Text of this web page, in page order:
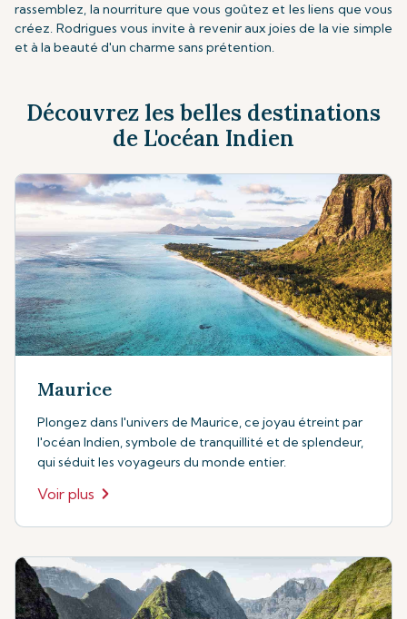
rassemblez, la nourriture que vous goûtez et les liens que vous
créez. Rodrigues vous invite à revenir aux joies de la vie simple
et à la beauté d'un charme sans prétention.
Découvrez les belles destinations
de L'océan Indien
Maurice
Plongez dans l'univers de Maurice, ce joyau étreint par
l'océan Indien, symbole de tranquillité et de splendeur,
qui séduit les voyageurs du monde entier.
Voir plus